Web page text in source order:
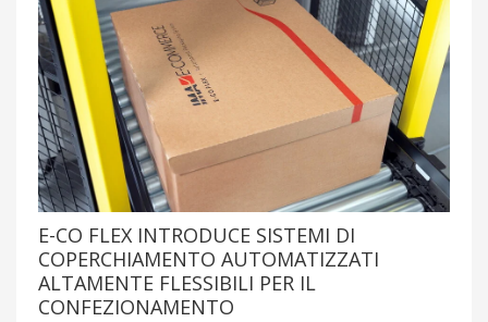
E-CO FLEX INTRODUCE SISTEMI DI
COPERCHIAMENTO AUTOMATIZZATI
ALTAMENTE FLESSIBILI PER IL
CONFEZIONAMENTO